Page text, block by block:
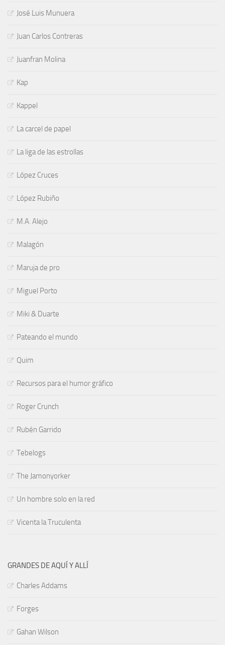
José Luis Munuera
Juan Carlos Contreras
Juanfran Molina
Kap
Kappel
La carcel de papel
La liga de las estrollas
López Cruces
López Rubiño
M.A. Alejo
Malagón
Maruja de pro
Miguel Porto
Miki & Duarte
Pateando el mundo
Quim
Recursos para el humor gráfico
Roger Crunch
Rubén Garrido
Tebelogs
The Jamonyorker
Un hombre solo en la red
Vicenta la Truculenta
GRANDES DE AQUÍ Y ALLÍ
Charles Addams
Forges
Gahan Wilson